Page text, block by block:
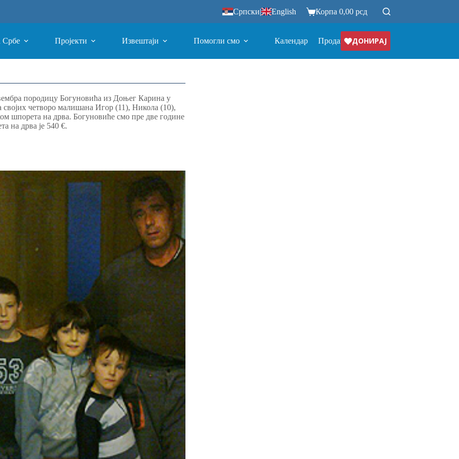
Српски| English Корпа 0,00 рсд
Србе Пројекти Извештаји Помогли смо Календар ПродавницаДОНИРАЈ
породицу Богуновића из Доњег Карина у
четворо малишана Игор (11), Никола (10),
шпорета на дрва. Богуновиће смо пре две године
на дрва је 540 €.